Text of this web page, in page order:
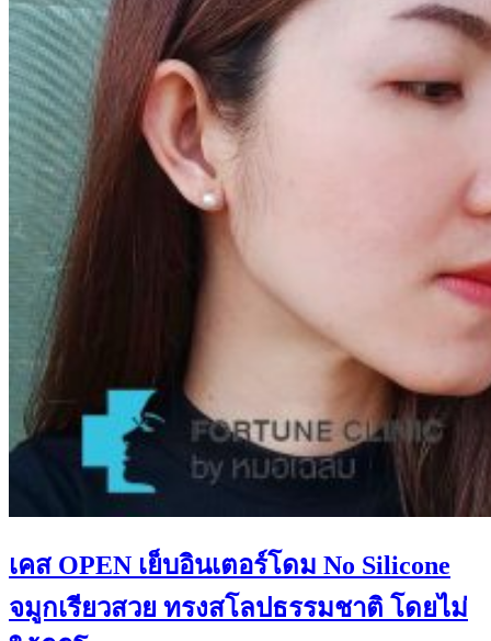
เคส OPEN เย็บอินเตอร์โดม No Silicone
จมูกเรียวสวย ทรงสโลปธรรมชาติ โดยไม่